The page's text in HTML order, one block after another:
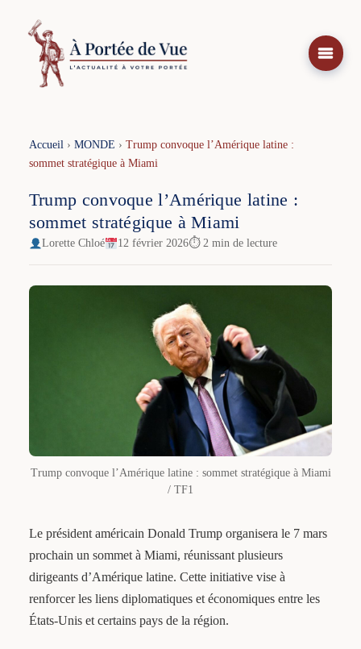
contenu
Accueil› MONDE › Trump convoque l’Amérique latine :
sommet stratégique à Miami
Trump convoque l’Amérique latine :
sommet stratégique à Miami
Lorette Chloé 12 février 2026⏱ 2 min de lecture
Trump convoque l’Amérique latine : sommet stratégique à Miami
/ TF1
Le président américain Donald Trump organisera le 7 mars
prochain un sommet à Miami, réunissant plusieurs
dirigeants d’Amérique latine. Cette initiative vise à
renforcer les liens diplomatiques et économiques entre les
États-Unis et certains pays de la région.